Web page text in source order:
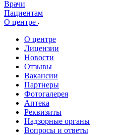
Врачи
Пациентам
О центре
О центре
Лицензии
Новости
Отзывы
Вакансии
Партнеры
Фотогалерея
Аптека
Реквизиты
Надзорные органы
Вопросы и ответы